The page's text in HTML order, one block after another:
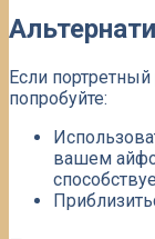
Если
попробуйте:
вашем